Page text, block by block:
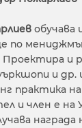
обучава
и
и
практика
и член е на